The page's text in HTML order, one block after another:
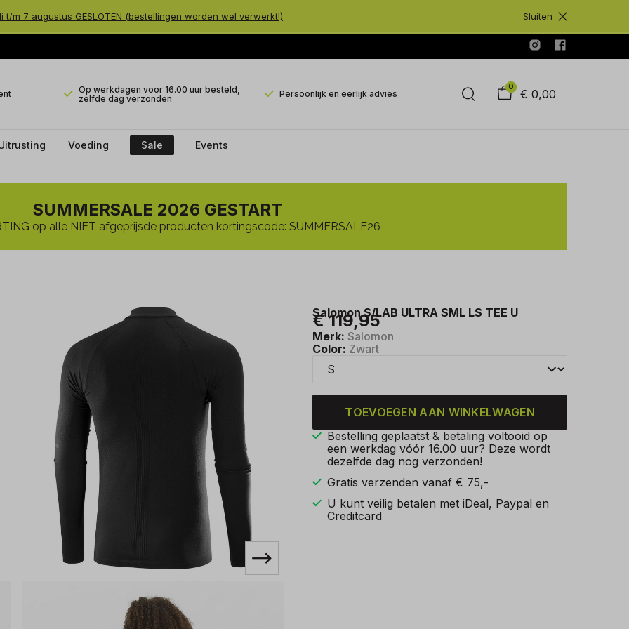
m 7 augustus GESLOTEN (bestellingen worden wel verwerkt!) Sluiten
Op werkdagen voor 16.00 uur besteld,
zelfde dag verzonden
Persoonlijk en eerlijk advies
0
€ 0,00
Voeding Sale Events
SUMMERSALE 2026 GESTART
op alle NIET afgeprijsde producten kortingscode: SUMMERSALE26
Salomon S/LAB ULTRA SML LS TEE U
€ 119,95
Merk: Salomon
Color: Zwart
TOEVOEGEN AAN WINKELWAGEN
Bestelling geplaatst & betaling voltooid op
een werkdag vóór 16.00 uur? Deze wordt
dezelfde dag nog verzonden!
Gratis verzenden vanaf € 75,-
U kunt veilig betalen met iDeal, Paypal en
Creditcard